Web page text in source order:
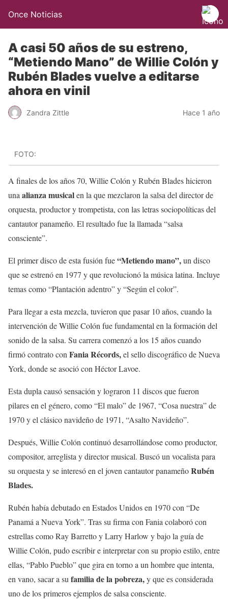
Once Noticias
A casi 50 años de su estreno,
“Metiendo Mano” de Willie Colón y
Rubén Blades vuelve a editarse
ahora en vinil
Zandra Zittle Hace 1 año
FOTO:
A finales de los años 70, Willie Colón y Rubén Blades hicieron
una alianza musicalen la que mezclaron la salsa del director de
orquesta, productor y trompetista, con las letras sociopolíticas del
cantautor panameño. El resultado fue la llamada “salsa
consciente”.
El primer disco de esta fusión fue“Metiendo mano”,un disco
que se estrenó en 1977 y que revolucionó la música latina. Incluye
temas como “Plantación adentro” y “Según el color”.
Para llegar a esta mezcla, tuvieron que pasar 10 años, cuando la
intervención de Willie Colón fue fundamental en la formación del
sonido de la salsa. Su carrera comenzó a los 15 años cuando
firmó contrato con Fania Récords,el sello discográfico de Nueva
York, donde se asoció con Héctor Lavoe.
Esta dupla causó sensación y lograron 11 discos que fueron
pilares en el género, como “El malo” de 1967, “Cosa nuestra” de
1970 y el clásico navideño de 1971, “Asalto Navideño”.
Después, Willie Colón continuó desarrollándose como productor,
compositor, arreglista y director musical. Buscó un vocalista para
su orquesta y se interesó en el joven cantautor panameñoRubén
Blades.
Rubén había debutado en Estados Unidos en 1970 con “De
Panamá a Nueva York”. Tras su firma con Fania colaboró con
estrellas como Ray Barretto y Larry Harlow y bajo la guía de
Willie Colón, pudo escribir e interpretar con su propio estilo, entre
ellas, “Pablo Pueblo” que gira en torno a un hombre que intenta,
en vano, sacar a su familia de la pobreza,y que es considerada
uno de los primeros ejemplos de salsa consciente.